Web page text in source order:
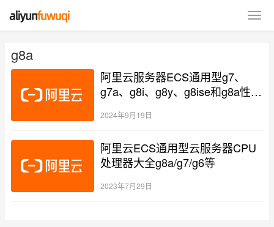
g8a
阿里云服务器ECS通用型g7、
g7a、g8i、g8y、g8ise和g8a性能
2024年9月19日
阿里云ECS通用型云服务器CPU
处理器大全g8a/g7/g6等
2023年7月29日